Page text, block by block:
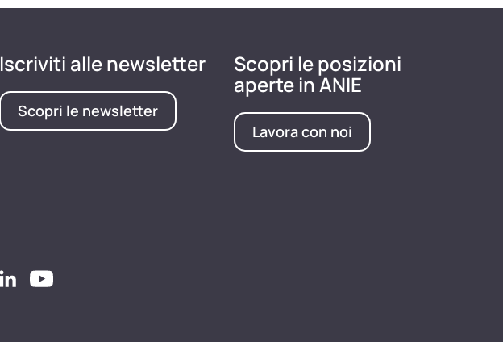
Iscriviti alle newsletter
Scopri le newsletter
Scopri le posizioni
aperte in ANIE
Lavora con noi